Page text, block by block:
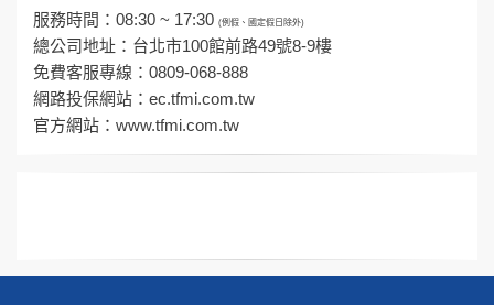
服務時間：08:30 ~ 17:30 (例假、國定假日除外)
總公司地址：台北市100館前路49號8-9樓
免費客服專線：0809-068-888
網路投保網站： ec.tfmi.com.tw
官方網站： www.tfmi.com.tw